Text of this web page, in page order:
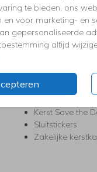
te bieden, ons
en voor marketing- en
gepersonaliseerde
altijd
KERST
Kerstkaarten
Kerstborrel
Kerstdiner
Kerst
Kerst-
Kerst Save the
Sluitstickers
Zakelijke